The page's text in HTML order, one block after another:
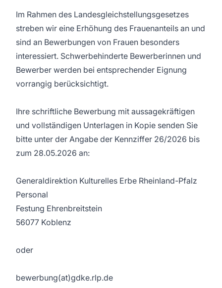
Im Rahmen des Landesgleichstellungsgesetzes
streben wir eine Erhöhung des Frauenanteils an und
sind an Bewerbungen von Frauen besonders
interessiert. Schwerbehinderte Bewerberinnen und
Bewerber werden bei entsprechender Eignung
vorrangig berücksichtigt.
Ihre schriftliche Bewerbung mit aussagekräftigen
und vollständigen Unterlagen in Kopie senden Sie
bitte unter der Angabe der Kennziffer 26/2026 bis
zum 28.05.2026 an:
Generaldirektion Kulturelles Erbe Rheinland-Pfalz
Personal
Festung Ehrenbreitstein
56077 Koblenz
oder
bewerbung(at)gdke.rlp.de